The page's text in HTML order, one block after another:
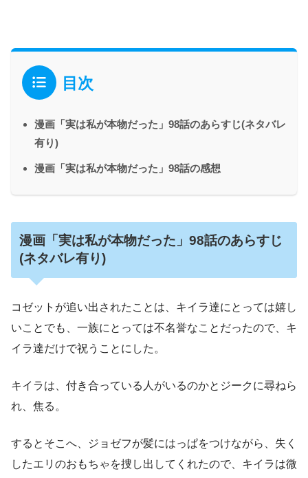
目次
漫画「実は私が本物だった」98話のあらすじ(ネタバレ
有り)
漫画「実は私が本物だった」98話の感想
漫画「実は私が本物だった」98話のあらすじ
(ネタバレ有り)
コゼットが追い出されたことは、キイラ達にとっては嬉し
いことでも、一族にとっては不名誉なことだったので、キ
イラ達だけで祝うことにした。
キイラは、付き合っている人がいるのかとジークに尋ねら
れ、焦る。
するとそこへ、ジョゼフが髪にはっぱをつけながら、失く
したエリのおもちゃを捜し出してくれたので、キイラは微